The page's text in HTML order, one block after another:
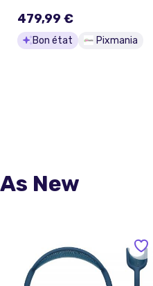
479,99 €
Bon état Pixmania
New